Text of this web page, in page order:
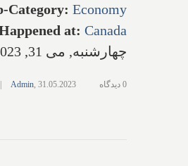
Category: Economy
at: Canada
چهارشنبه, می 31, 2023 - 20:45
Admin 31.05.2023
| 0 دیدگاه